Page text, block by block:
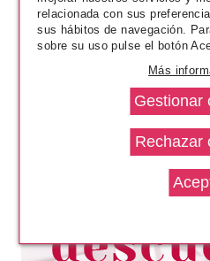
relacionada con sus
sus hábitos de navegación.
sobre su uso pulse el botón
Más